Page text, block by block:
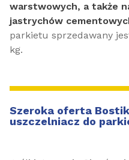
warstwowych, a także
jastrychów
parkietu sprzedawany
kg.
Szeroka oferta
uszczelniacz do